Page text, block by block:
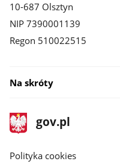
10-687 Olsztyn
NIP 7390001139
Regon 510022515
Na skróty
stopka
gov.pl
Strona
gov.pl
gov.pl
Polityka cookies